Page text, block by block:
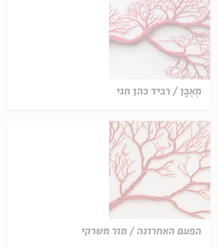
מְאֻבָּן / רביד כהן חגי
הפעם האחרונה / מור משרקי